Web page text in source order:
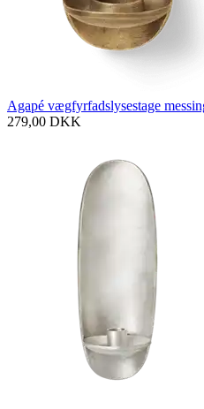
Agapé vægfyrfadslysestage
279,00 DKK